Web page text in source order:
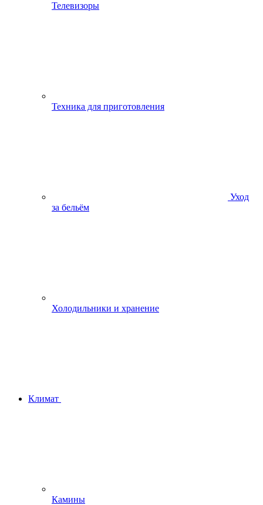
Телевизоры
Техника для приготовления
Уход
за бельём
Холодильники и хранение
Климат
Камины